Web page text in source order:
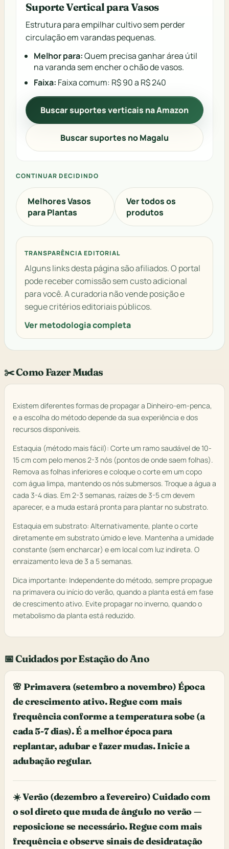
Suporte Vertical para Vasos
Estrutura para empilhar cultivo sem perder
circulação em varandas pequenas.
Melhor para:Quem precisa ganhar área útil
na varanda sem encher o chão de vasos.
Faixa: Faixa comum: R$ 90 a R$ 240
Buscar suportes verticais na Amazon
Buscar suportes no Magalu
CONTINUAR DECIDINDO
Melhores Vasos
para Plantas
Ver todos os
produtos
TRANSPARÊNCIA EDITORIAL
Alguns links desta página são afiliados. O portal
pode receber comissão sem custo adicional
para você. A curadoria não vende posição e
segue critérios editoriais públicos.
Ver metodologia completa
✂️ Como Fazer Mudas
Existem diferentes formas de propagar a Dinheiro-em-penca,
e a escolha do método depende da sua experiência e dos
recursos disponíveis.
Estaquia (método mais fácil): Corte um ramo saudável de 10-
15 cm com pelo menos 2-3 nós (pontos de onde saem folhas).
Remova as folhas inferiores e coloque o corte em um copo
com água limpa, mantendo os nós submersos. Troque a água a
cada 3-4 dias. Em 2-3 semanas, raízes de 3-5 cm devem
aparecer, e a muda estará pronta para plantar no substrato.
Estaquia em substrato: Alternativamente, plante o corte
diretamente em substrato úmido e leve. Mantenha a umidade
constante (sem encharcar) e em local com luz indireta. O
enraizamento leva de 3 a 5 semanas.
Dica importante: Independente do método, sempre propague
na primavera ou início do verão, quando a planta está em fase
de crescimento ativo. Evite propagar no inverno, quando o
metabolismo da planta está reduzido.
📅 Cuidados por Estação do Ano
🌸 Primavera (setembro a novembro) Época
de crescimento ativo. Regue com mais
frequência conforme a temperatura sobe (a
cada 5-7 dias). É a melhor época para
replantar, adubar e fazer mudas. Inicie a
adubação regular.
☀️ Verão (dezembro a fevereiro) Cuidado com
o sol direto que muda de ângulo no verão —
reposicione se necessário. Regue com mais
frequência e observe sinais de desidratação